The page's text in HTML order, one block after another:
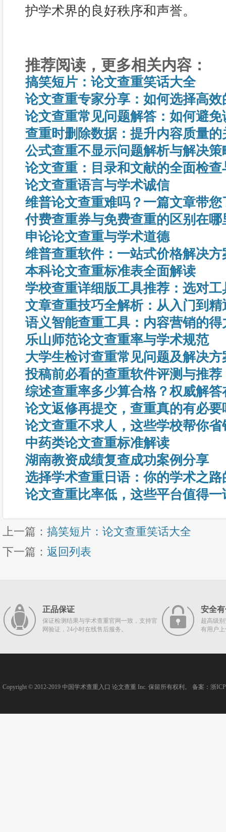
护学术界的良好秩序和声誉。
推荐阅读，更多相关内容：
搞笑短片：论文查重笑话大全
论文查重专家分享：如何选择高
论文查重常见问题解答：如何避免
查重时删除数据：提升内容质量的
公式查重不显示问题解析与解决策
论文查重：目录和文献的全面检查
论文查重语言与学术诚信
维普论文查重难吗？一篇文章带
付费查重券与免费查重的区别在哪
申论论文查重与学术道德
维普查重软件：一站式价格解决方
本科论文查重标准表全面解读
学校查重详细版工具推荐：选对
文章查重技巧全解析：从入门到精
语义智能查重工具：内容营销的得
乐山师范论文查重率与学术规范
大学生检讨查重常见问题及解决方
投稿前必看的查重软件评测与推荐
综述查重率多少算合格？权威解答
论文返修再提交，查重真的有必要
论文查重不求人，这些学校帮你省
中药类论文查重标准解读
湖南教资成绩复查成功案例分享
选择学术查重日语：你的学术之路
论文查重比率低，这些平台值得一
上一篇： 搞笑短片：论文查重笑话大全
下一篇： 返回列表
正品保证
保证检测结果与学术查重官网一致，支持官
网验证，24小时在线售后服务。
安全
超高级
有用户
Copyright © 2012-2019 中国学术查重入口 论文查重 Inc. 保留所有权利。 备案： 浙